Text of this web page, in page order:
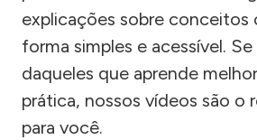
explicações sobre conceitos
forma simples e acessível.
daqueles que aprende
prática, nossos vídeos são o
para você.